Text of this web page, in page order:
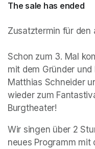
The sale has ended
Zusatztermin für den
Schon zum 3. Mal
mit dem Gründer
Matthias Schneider
wieder zum
Burgtheater!
Wir singen über 2
neues Programm mit